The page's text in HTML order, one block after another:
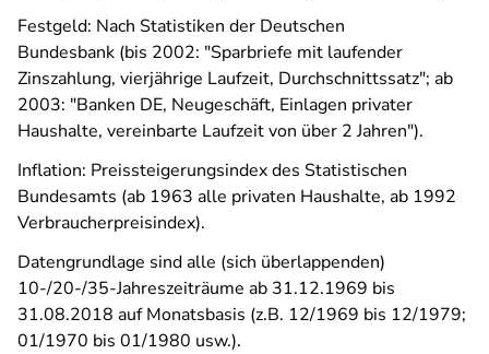
Festgeld: Nach Statistiken der Deutschen
Bundesbank (bis 2002: "Sparbriefe mit laufender
Zinszahlung, vierjährige Laufzeit, Durchschnittssatz"; ab
2003: "Banken DE, Neugeschäft, Einlagen privater
Haushalte, vereinbarte Laufzeit von über 2 Jahren").
Inflation: Preissteigerungsindex des Statistischen
Bundesamts (ab 1963 alle privaten Haushalte, ab 1992
Verbraucherpreisindex).
Datengrundlage sind alle (sich überlappenden)
10-/20-/35-Jahreszeiträume ab 31.12.1969 bis
31.08.2018 auf Monatsbasis (z.B. 12/1969 bis 12/1979;
01/1970 bis 01/1980 usw.).